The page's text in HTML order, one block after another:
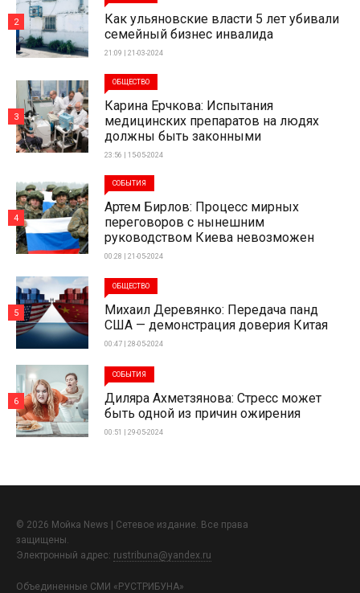
Как ульяновские власти 5 лет убивали
семейный бизнес инвалида
21:09 | 21-03-2024
2
ОБЩЕСТВО
Карина Ерчкова: Испытания
медицинских препаратов на людях
должны быть законными
23:56 | 15-05-2024
3
СОБЫТИЯ
Артем Бирлов: Процесс мирных
переговоров с нынешним
руководством Киева невозможен
00:28 | 21-05-2024
4
ОБЩЕСТВО
Михаил Деревянко: Передача панд
США — демонстрация доверия Китая
00:47 | 28-05-2024
5
СОБЫТИЯ
Диляра Ахметзянова: Стресс может
быть одной из причин ожирения
00:51 | 29-05-2024
6
© 2026 Мойка News | Сетевое издание. Все права
защищены.
Электронный адрес: rustribuna@yandex.ru
Объединенные СМИ «РУСТРИБУНА»